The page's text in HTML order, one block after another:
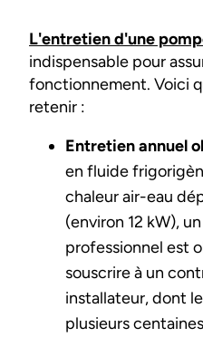
L'entretien d'une
indispensable pour
fonctionnement. Voici
retenir :
Entretien annuel
en fluide
chaleur air-eau
(environ 12 kW),
professionnel est
souscrire à un
installateur, dont
plusieurs